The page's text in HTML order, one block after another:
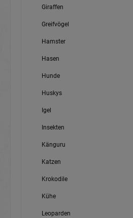
Giraffen
Greifvögel
Hamster
Hasen
Hunde
Huskys
Igel
Insekten
Känguru
Katzen
Krokodile
Kühe
Leoparden